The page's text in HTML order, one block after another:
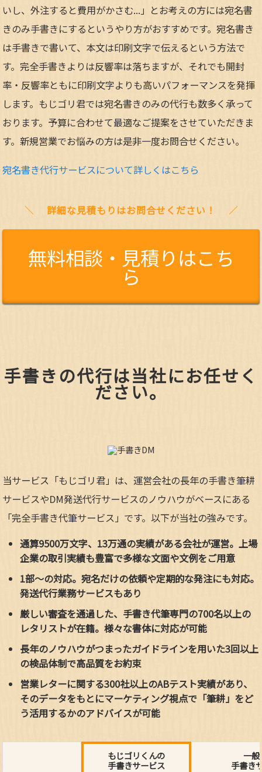
いし、外注すると費用がかさむ...」とお考えの方には宛名書
きのみ手書きにするというやり方がおすすめです。宛名書き
は手書きで書いて、本文は印刷文字で伝えるという方法で
す。完全手書きよりは反響率は落ちますが、それでも開封
率・反響率ともに印刷文字よりも高いパフォーマンスを発揮
します。もじゴリ君では宛名書きのみの代行も数多く承って
おります。予算に合わせて最適なご提案をさせていただきま
す。新規営業でお悩みの方は是非一度お問合せください。
宛名書き代行サービスについて詳しくはこちら
詳細な見積もりはお問合せください！
無料相談・見積りはこち
ら
手書きの代行は当社にお任せく
ださい。
当サービス「もじゴリ君」は、運営会社の長年の手書き筆耕
サービスやDM発送代行サービスのノウハウがベースにある
「完全手書き代筆サービス」です。以下が当社の強みです。
通算9500万文字、13万通の実績がある会社が運営。上場
企業の取引実績も豊富で多様な文面や文例をご用意
1部～の対応。宛名だけの依頼や定期的な発注にも対応。
発送代行業務サービスもあり
厳しい審査を通過した、手書き代筆専門の700名以上の
レタリストが在籍。様々な書体に対応が可能
長年のノウハウがつまったガイドラインを用いた3回以上
の検品体制で高品質をお約束
営業レターに関する300社以上のABテスト実績があり、
そのデータをもとにマーケティング視点で「筆耕」をど
う活用するかのアドバイスが可能
もじゴリくんの
手書きサービス
一般
手書き